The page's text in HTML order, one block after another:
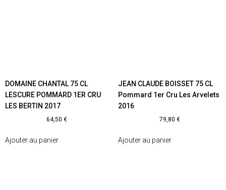
DOMAINE CHANTAL 75 CL
LESCURE POMMARD 1ER CRU
LES BERTIN 2017
64,50 €
Ajouter au panier
JEAN CLAUDE BOISSET 75 CL
Pommard 1er Cru Les Arvelets
2016
79,80 €
Ajouter au panier